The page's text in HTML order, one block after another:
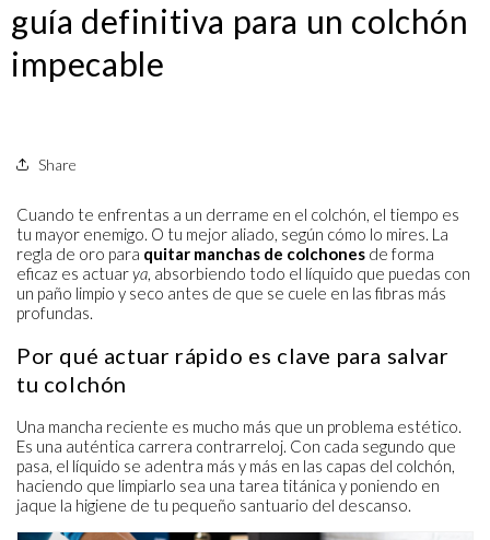
guía definitiva para un colchón
impecable
Share
Cuando te enfrentas a un derrame en el colchón, el tiempo es
tu mayor enemigo. O tu mejor aliado, según cómo lo mires. La
regla de oro para quitar manchas de colchones de forma
eficaz es actuarya, absorbiendo todo el líquido que puedas con
un paño limpio y seco antes de que se cuele en las fibras más
profundas.
Por qué actuar rápido es clave para salvar
tu colchón
Una mancha reciente es mucho más que un problema estético.
Es una auténtica carrera contrarreloj. Con cada segundo que
pasa, el líquido se adentra más y más en las capas del colchón,
haciendo que limpiarlo sea una tarea titánica y poniendo en
jaque la higiene de tu pequeño santuario del descanso.